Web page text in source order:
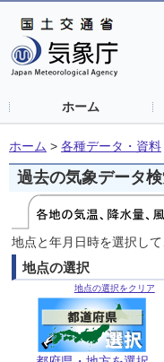
ホーム
ホーム > 各種データ・資料
過去の気象データ
地点と年月日時を選択し
地点の選択
地点の選択をクリア